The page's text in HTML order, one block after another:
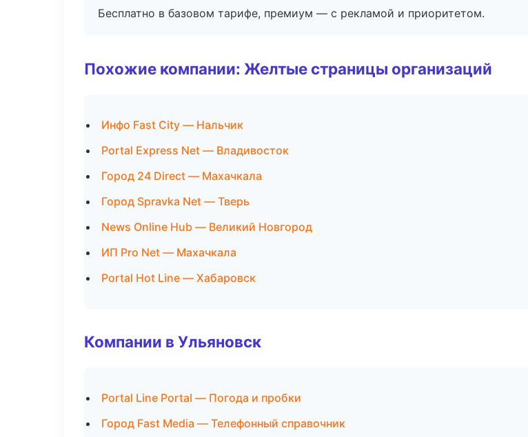
Бесплатно в базовом тарифе, премиум — с рекламой и приоритетом.
Похожие компании: Желтые страницы организаций
Инфо Fast City — Нальчик
Portal Express Net — Владивосток
Город 24 Direct — Махачкала
Город Spravka Net — Тверь
News Online Hub — Великий Новгород
ИП Pro Net — Махачкала
Portal Hot Line — Хабаровск
Компании в Ульяновск
Portal Line Portal — Погода и пробки
Город Fast Media — Телефонный справочник